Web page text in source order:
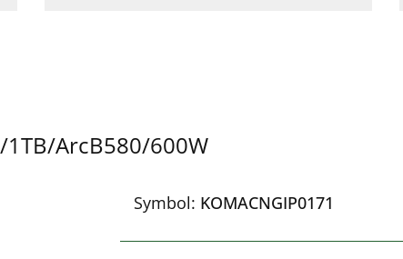
1TB/ArcB580/600W
Symbol: KOMACNGIP0171